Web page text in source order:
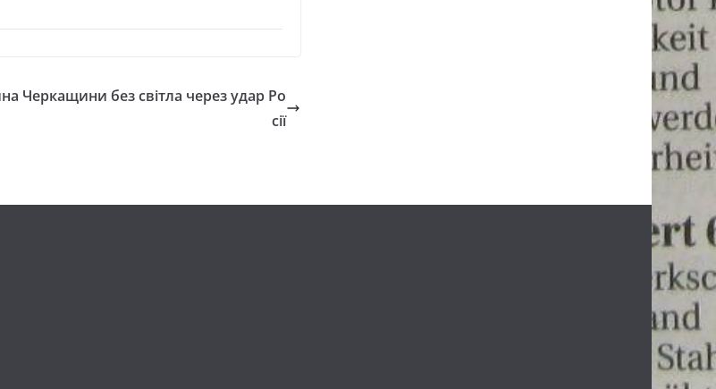
Черкащини без світла через удар Ро
сії